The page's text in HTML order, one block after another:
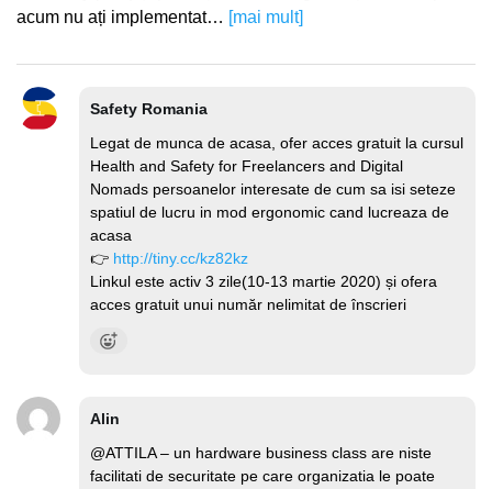
acum nu ați implementat… [mai mult]
Safety Romania
Legat de munca de acasa, ofer acces gratuit la cursul
Health and Safety for Freelancers and Digital
Nomads persoanelor interesate de cum sa isi seteze
spatiul de lucru in mod ergonomic cand lucreaza de
acasa
👉 http://tiny.cc/kz82kz
Linkul este activ 3 zile(10-13 martie 2020) și ofera
acces gratuit unui număr nelimitat de înscrieri
Alin
@ATTILA – un hardware business class are niste
facilitati de securitate pe care organizatia le poate